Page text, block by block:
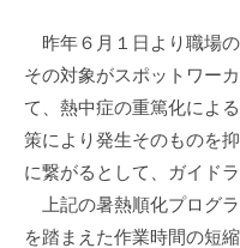
昨年６月１日より職場
その対象がスポットワー
て、熱中症の重篤化によ
策により発生そのものを
に繋がるとして、ガイド
上記の暑熱順化プログ
を踏まえた作業時間の短